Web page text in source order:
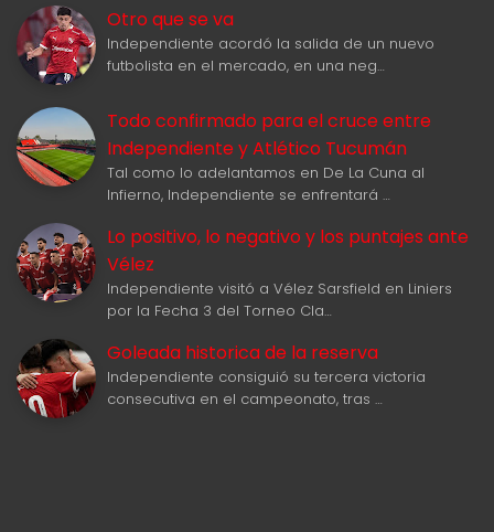
Otro que se va
Independiente acordó la salida de un nuevo
futbolista en el mercado, en una neg…
Todo confirmado para el cruce entre
Independiente y Atlético Tucumán
Tal como lo adelantamos en De La Cuna al
Infierno, Independiente se enfrentará …
Lo positivo, lo negativo y los puntajes ante
Vélez
Independiente visitó a Vélez Sarsfield en Liniers
por la Fecha 3 del Torneo Cla…
Goleada historica de la reserva
Independiente consiguió su tercera victoria
consecutiva en el campeonato, tras …